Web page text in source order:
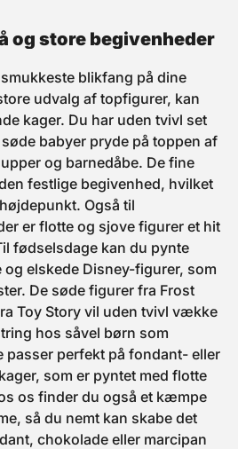
dekoration af kager, desserter
og is Kan også nydes som en
og store begivenheder
blikfang på dine
udvalg af topfigurer, kan
kager. Du har uden tvivl set
babyer pryde på toppen af
og barnedåbe. De fine
festlige begivenhed, hvilket
Også til
er flotte og sjove figurer et hit
fødselsdage kan du pynte
elskede Disney-figurer, som
De søde figurer fra Frost
Toy Story vil uden tvivl vække
hos såvel børn som
passer perfekt på fondant- eller
som er pyntet med flotte
os finder du også et kæmpe
så du nemt kan skabe det
chokolade eller marcipan